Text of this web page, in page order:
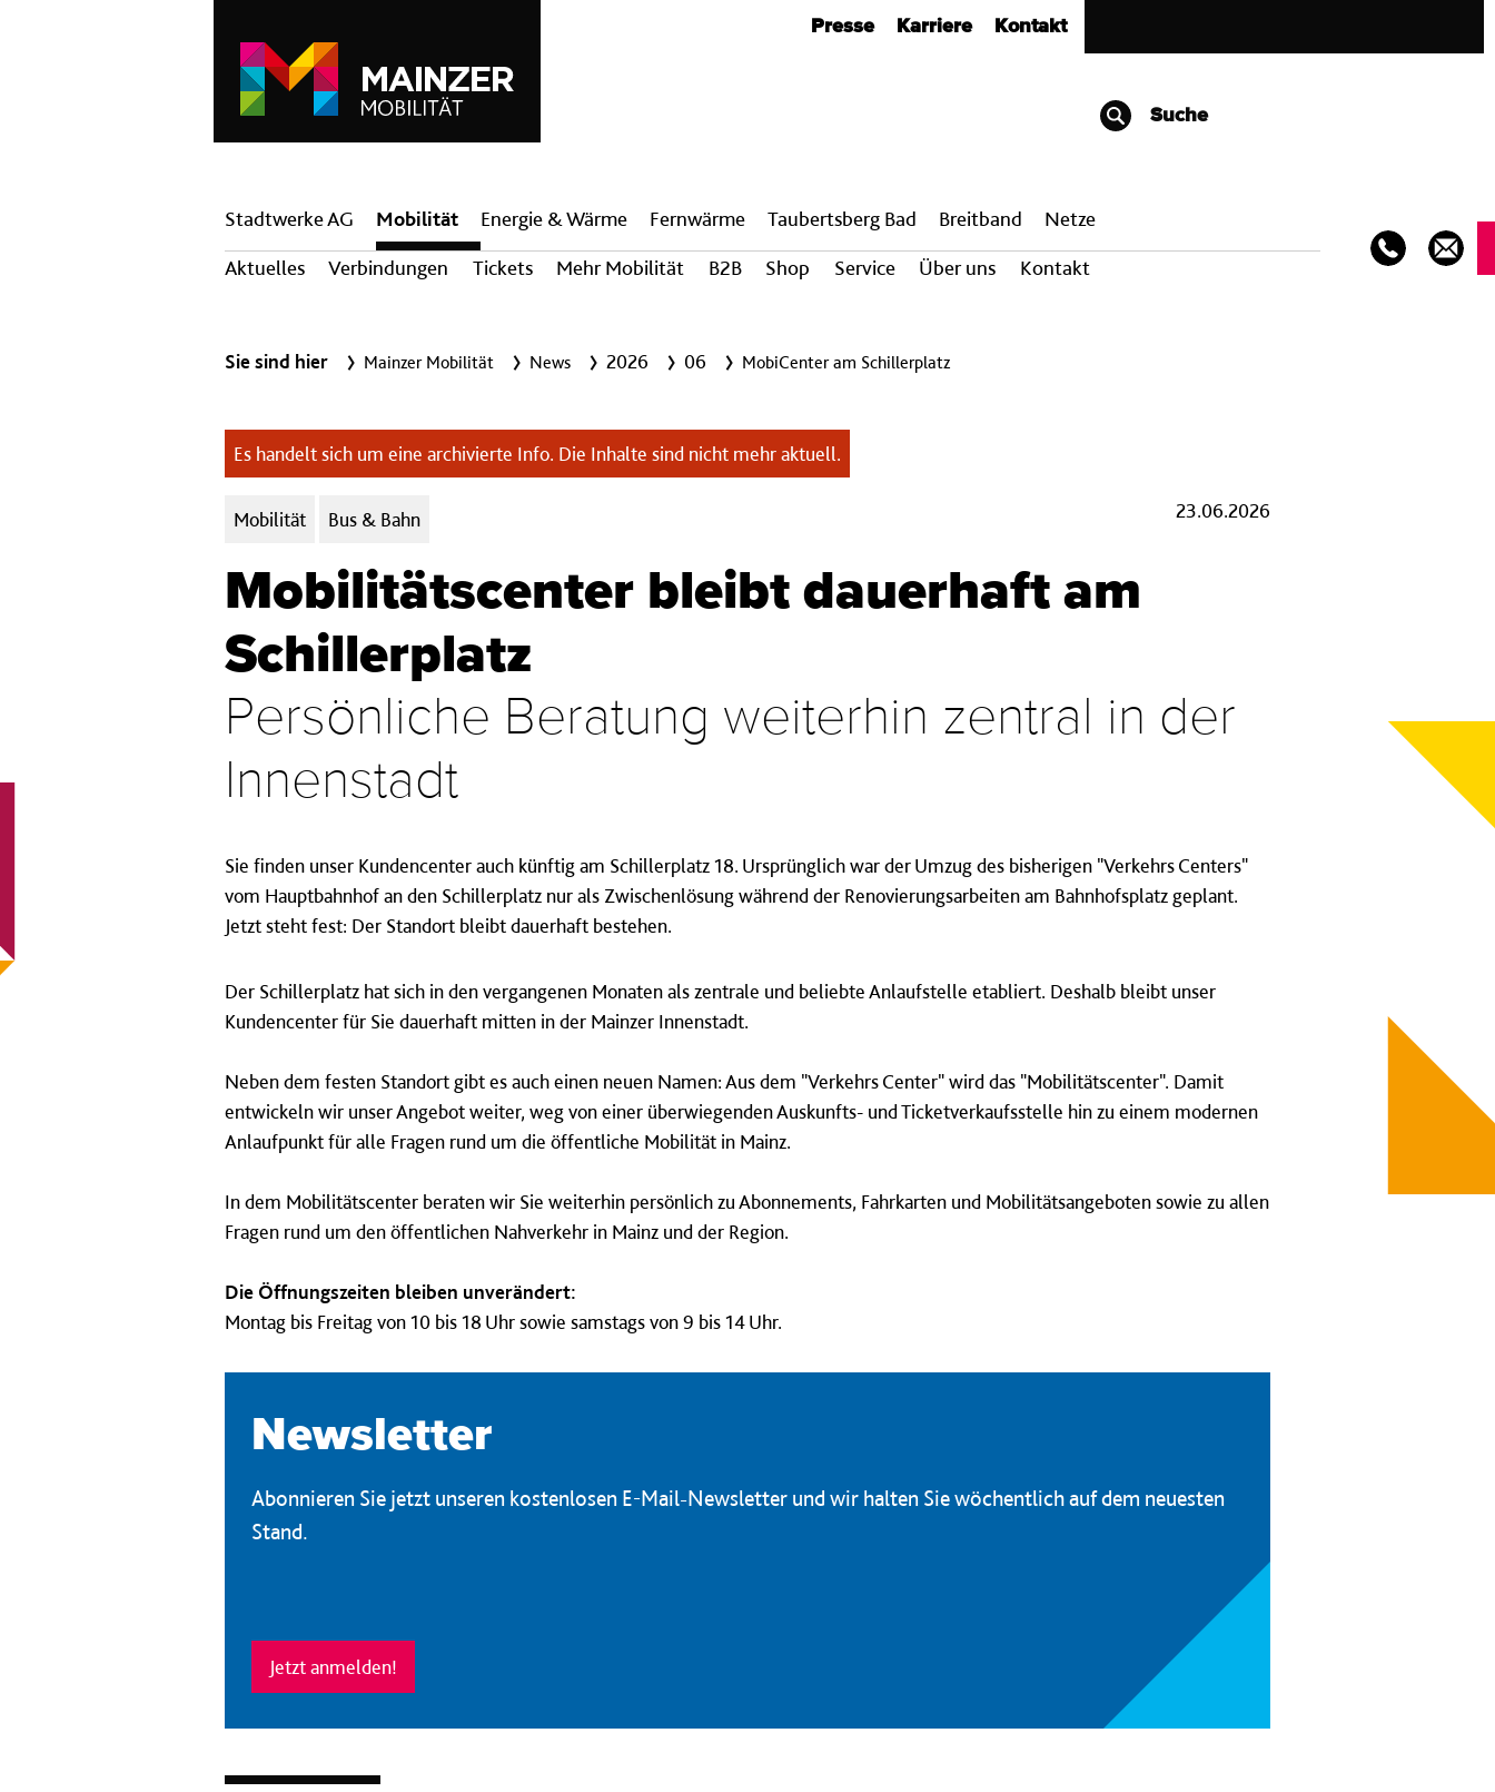
Presse Karriere Kontakt
Suche
Hauptnavigation
Stadtwerke AG
Mobilität
Aktuelles
Verbindungen Tickets Mehr Mobilität B2B Shop Service Über uns Kontakt
Energie & Wärme Fern­wärme Taubertsberg Bad Breit­band Netze
Sie sind hier Mainzer Mobilität News 2026 06 MobiCenter am Schillerplatz
Es handelt sich um eine archivierte Info. Die Inhalte sind nicht mehr aktuell.
Kategorien:
Mobilität Bus & Bahn 23.06.2026
Mobilitätscenter bleibt dauerhaft am
Schillerplatz
Persönliche Beratung weiterhin zentral in der
Innenstadt
Sie finden unser Kundencenter auch künftig am Schillerplatz 18. Ursprünglich war der Umzug des bisherigen "Verkehrs Centers"
vom Hauptbahnhof an den Schillerplatz nur als Zwischenlösung während der Renovierungsarbeiten am Bahnhofsplatz geplant.
Jetzt steht fest: Der Standort bleibt dauerhaft bestehen.
Der Schillerplatz hat sich in den vergangenen Monaten als zentrale und beliebte Anlaufstelle etabliert. Deshalb bleibt unser
Kundencenter für Sie dauerhaft mitten in der Mainzer Innenstadt.
Neben dem festen Standort gibt es auch einen neuen Namen: Aus dem "Verkehrs Center" wird das "Mobilitätscenter". Damit
entwickeln wir unser Angebot weiter, weg von einer überwiegenden Auskunfts- und Ticketverkaufsstelle hin zu einem modernen
Anlaufpunkt für alle Fragen rund um die öffentliche Mobilität in Mainz.
In dem Mobilitätscenter beraten wir Sie weiterhin persönlich zu Abonnements, Fahrkarten und Mobilitätsangeboten sowie zu allen
Fragen rund um den öffentlichen Nahverkehr in Mainz und der Region.
Die Öffnungszeiten bleiben unverändert:
Montag bis Freitag von 10 bis 18 Uhr sowie samstags von 9 bis 14 Uhr.
Newsletter
Abonnieren Sie jetzt unseren kostenlosen E-Mail-Newsletter und wir halten Sie wöchentlich auf dem neuesten
Stand.
Jetzt anmelden!